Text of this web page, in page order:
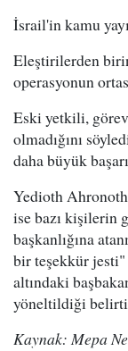
İsrail'in kamu
Eleştirilerden
operasyonun
Eski yetkili,
olmadığını
daha büyük
Yedioth
ise bazı kişilerin
başkanlığına
bir teşekkür jesti"
altındaki
yöneltildiği
Kaynak: Mepa